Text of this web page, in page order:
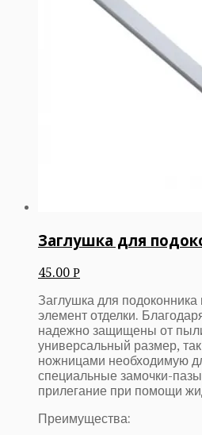
Заглушка для
45.00 Р
Заглушка для
элемент отделки.
надежно защищены от
универсальный размер,
ножницами необходимую
специальные замочки-
прилегание при помощи
Преимущества: